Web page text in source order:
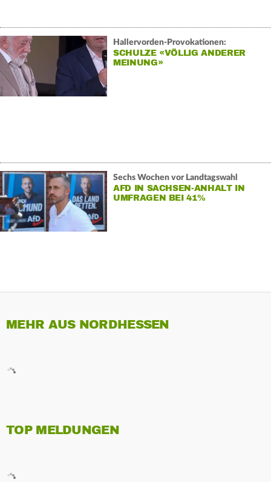
Hallervorden-Provokationen:
SCHULZE «VÖLLIG ANDERER
MEINUNG»
Sechs Wochen vor Landtagswahl
AFD IN SACHSEN-ANHALT IN
UMFRAGEN BEI 41%
MEHR AUS NORDHESSEN
TOP MELDUNGEN